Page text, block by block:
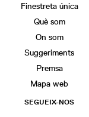
Finestreta única
Què som
On som
Suggeriments
Premsa
Mapa web
SEGUEIX-NOS